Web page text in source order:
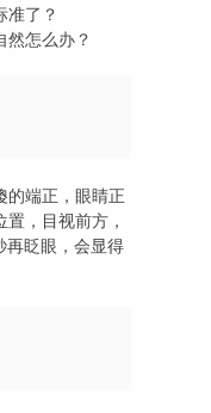
准了？
然怎么办？
的端正，眼睛正
，目视前方，
再眨眼，会显得